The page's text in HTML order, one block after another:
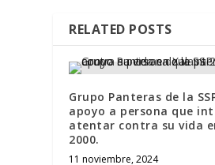
RELATED POSTS
Grupo Panteras de la
apoyo a persona que
atentar contra su vida
2000.
11 noviembre, 2024